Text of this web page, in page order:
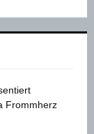
Frommherz